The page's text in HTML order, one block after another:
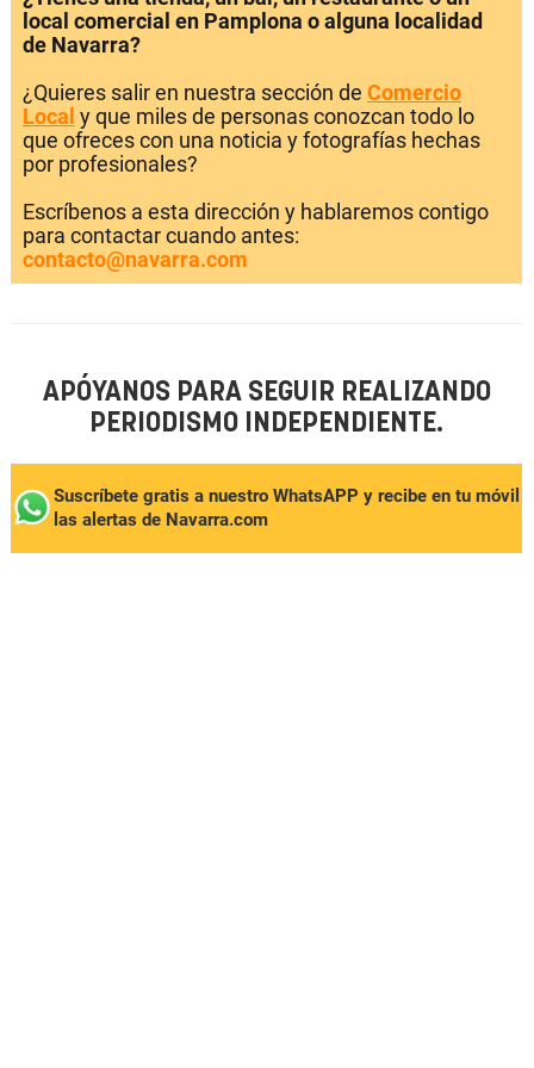
local comercial en Pamplona o alguna localidad
de Navarra?
¿Quieres salir en nuestra sección de Comercio
Local y que miles de personas conozcan todo lo
que ofreces con una noticia y fotografías hechas
por profesionales?
Escríbenos a esta dirección y hablaremos contigo
para contactar cuando antes:
contacto@navarra.com
APÓYANOS PARA SEGUIR REALIZANDO
PERIODISMO INDEPENDIENTE.
Suscríbete gratis a nuestro WhatsAPP y recibe en tu móvil
las alertas de Navarra.com